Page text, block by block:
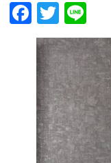
Facebook
Twitter